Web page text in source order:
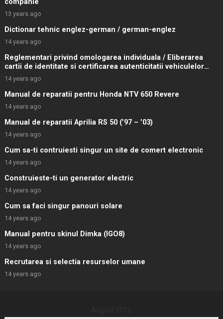
companie
13 years ago
Dictionar tehnic englez-german / german-englez
14 years ago
Reglementari privind omologarea individuala / Eliberarea
cartii de identitate si certificarea autenticitatii vehiculelor
rutiere
14 years ago
Manual de reparatii pentru Honda NTV 650 Revere
14 years ago
Manual de reparatii Aprilia RS 50 (’97 – ’03)
14 years ago
Cum sa-ti contruiesti singur un site de comert electronic
14 years ago
Construieste-ti un generator electric
14 years ago
Cum sa faci singur panouri solare
14 years ago
Manual pentru skinul Dimka (IGO8)
14 years ago
Recrutarea si selectia resurselor umane
14 years ago